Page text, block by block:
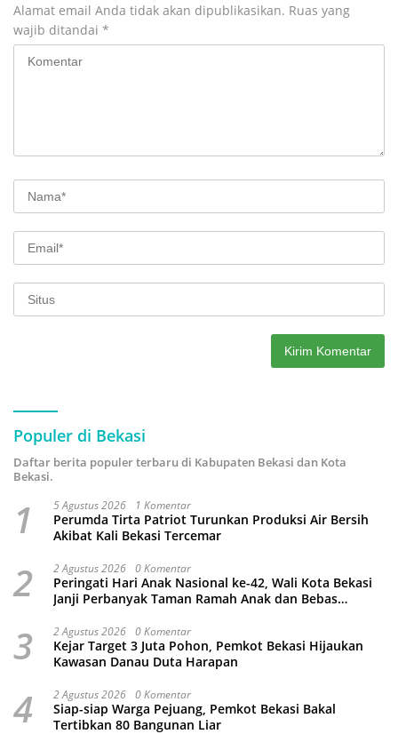
Alamat email Anda tidak akan dipublikasikan. Ruas yang
wajib ditandai *
Populer di Bekasi
Daftar berita populer terbaru di Kabupaten Bekasi dan Kota
Bekasi.
1 5 Agustus 2026 1 Komentar
Perumda Tirta Patriot Turunkan Produksi Air Bersih
Akibat Kali Bekasi Tercemar
2 2 Agustus 2026 0 Komentar
Peringati Hari Anak Nasional ke-42, Wali Kota Bekasi
Janji Perbanyak Taman Ramah Anak dan Bebas
3 2 Agustus 2026 0 Komentar
Kejar Target 3 Juta Pohon, Pemkot Bekasi Hijaukan
Kawasan Danau Duta Harapan
4 2 Agustus 2026 0 Komentar
Siap-siap Warga Pejuang, Pemkot Bekasi Bakal
Tertibkan 80 Bangunan Liar